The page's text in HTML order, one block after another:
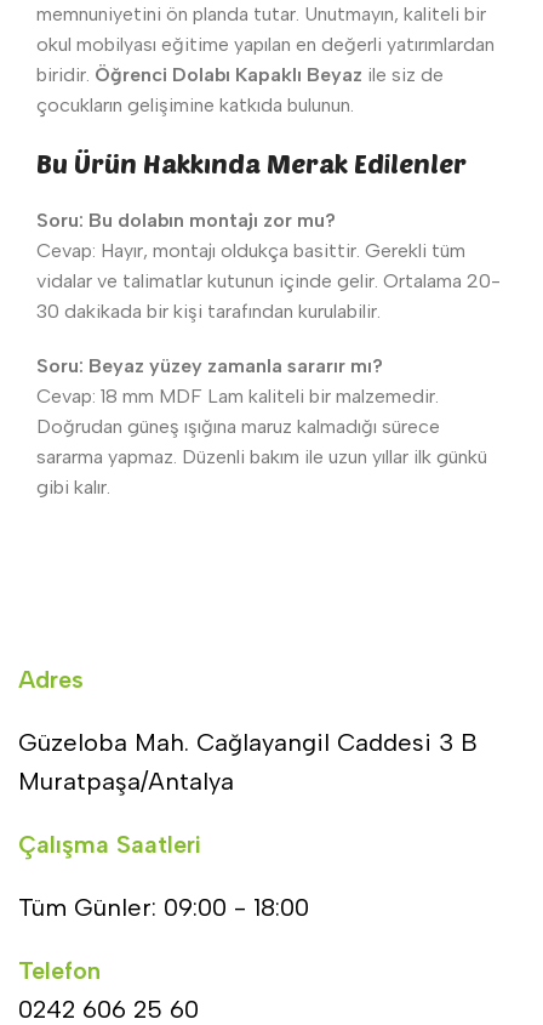
memnuniyetini ön planda tutar. Unutmayın, kaliteli bir
okul mobilyası eğitime yapılan en değerli yatırımlardan
biridir. Öğrenci Dolabı Kapaklı Beyaz ile siz de
çocukların gelişimine katkıda bulunun.
Bu Ürün Hakkında Merak Edilenler
Soru: Bu dolabın montajı zor mu?
Cevap: Hayır, montajı oldukça basittir. Gerekli tüm
vidalar ve talimatlar kutunun içinde gelir. Ortalama 20-
30 dakikada bir kişi tarafından kurulabilir.
Soru: Beyaz yüzey zamanla sararır mı?
Cevap: 18 mm MDF Lam kaliteli bir malzemedir.
Doğrudan güneş ışığına maruz kalmadığı sürece
sararma yapmaz. Düzenli bakım ile uzun yıllar ilk günkü
gibi kalır.
Adres
Güzeloba Mah. Cağlayangil Caddesi 3 B
Muratpaşa/Antalya
Çalışma Saatleri
Tüm Günler: 09:00 - 18:00
Telefon
0242 606 25 60